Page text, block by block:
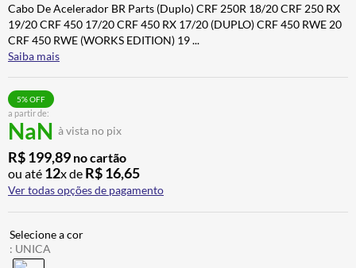
Cabo De Acelerador BR Parts (Duplo) CRF 250R 18/20 CRF 250 RX
19/20 CRF 450 17/20 CRF 450 RX 17/20 (DUPLO) CRF 450 RWE 20
CRF 450 RWE (WORKS EDITION) 19...
Saiba mais
a partir de:
NaN à vista no pix
5% OFF
R$199,89 no cartão
ou até 12x de R$16,65
Ver todas opções de pagamento
: UNICA
8º ALPINESTAR
9º AIROH